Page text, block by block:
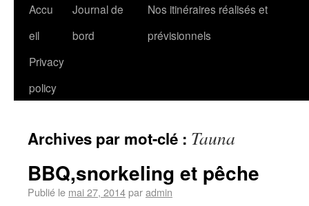
Accu
eil
Journal de
bord
Nos itinéraires réalisés et
prévisionnels
Privacy
policy
Archives par mot-clé : Tauna
BBQ,snorkeling et pêche
Publié le mai 27, 2014paradmin